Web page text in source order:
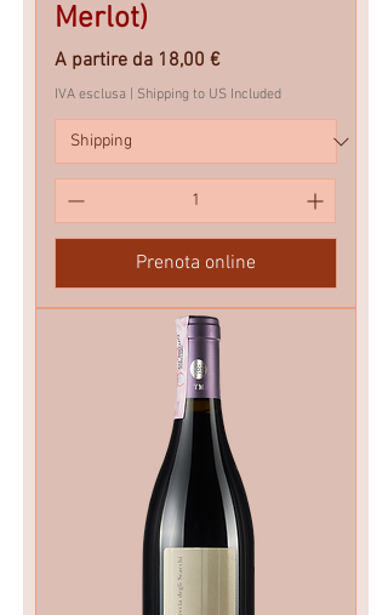
Merlot)
A partire da 18,00 €
Prezzo scontato
IVA esclusa Shipping to US Included
Prenota online